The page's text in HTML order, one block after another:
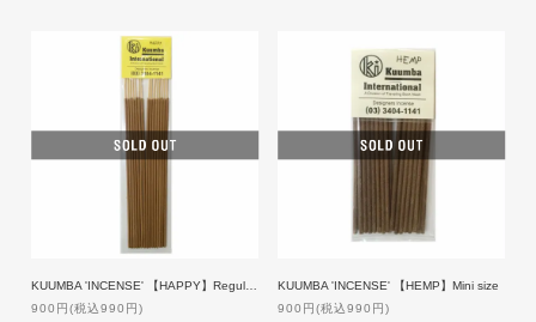
900円(税込990円)
KUUMBA 'INCENSE' 【HEMP】Mini size
900円(税込990円)